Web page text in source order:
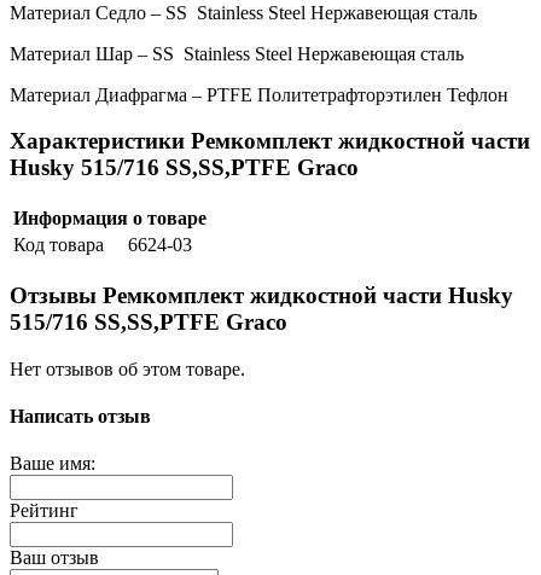
Материал Седло – SS Stainless Steel Нержавеющая сталь
Материал Шар – SS Stainless Steel Нержавеющая сталь
Материал Диафрагма – PTFE Политетрафторэтилен Тефлон
Характеристики Ремкомплект жидкостной части
Husky 515/716 SS,SS,PTFE Graco
Информация о товаре
Код товара
6624-03
Отзывы Ремкомплект жидкостной части Husky
515/716 SS,SS,PTFE Graco
Нет отзывов об этом товаре.
Написать отзыв
Ваше имя:
Рейтинг
Ваш отзыв